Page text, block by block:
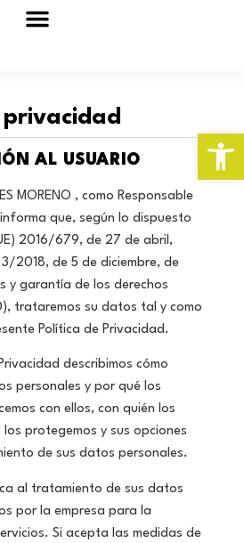
Abrir
privacidad
AL USUARIO
MORENO , como Responsable
que, según lo dispuesto
2016/679, de 27 de abril,
3/2018, de 5 de diciembre, de
y garantía de los derechos
trataremos su datos tal y como
Política de Privacidad.
describimos cómo
personales y por qué los
con ellos, con quién los
protegemos y sus opciones
de sus datos personales.
al tratamiento de sus datos
por la empresa para la
Si acepta las medidas de